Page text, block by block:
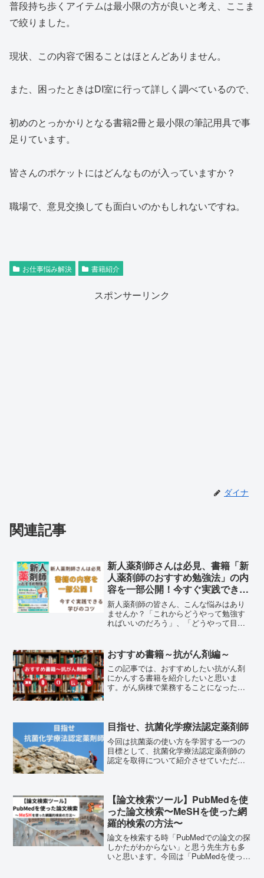
普段持ち歩くアイテムは最小限の方が良いと考え、ここま
で絞りました。
現状、この内容で困ることはほとんどありません。
また、困ったときはDI室に行って詳しく調べているので、
初めのとっかかりとなる書籍2冊と最小限の筆記用具で事
足りています。
皆さんのポケットにはどんなものが入っていますか？
職場で、意見交換しても面白いのかもしれないですね。
お仕事悩み解決 書籍紹介
スポンサーリンク
ダイナ
関連記事
新人薬剤師さんは必見、書籍「新
人薬剤師のおすすめ勉強法」の内
容を一部公開！今すぐ実践できる
学びのコツ
新人薬剤師の皆さん、こんな悩みはあり
ませんか？「これからどうやって勉強す
ればいいのだろう」、「どうやって目標
ぜひ読んでいただきたいのが、私が執筆
した書籍 『新人薬剤師...
おすすめ書籍～抗がん剤編～
この記事では、おすすめしたい抗がん剤
にかんする書籍を紹介したいと思いま
す。がん病棟で業務することになった。
生さんのお役に立てれば幸い...
目指せ、抗菌化学療法認定薬剤師
今回は抗菌薬の使い方を学習する一つの
目標として、抗菌化学療法認定薬剤師の
認定を取得について紹介させていただき
師の認定の一つです。化学...
【論文検索ツール】PubMedを使
った論文検索〜MeSHを使った網
羅的検索の方法〜
論文を検索する時「PubMedでの論文の探
しかたがわからない」と思う先生方も多
いと思います。今回は「PubMedを使った